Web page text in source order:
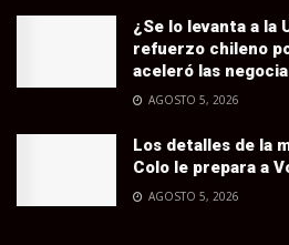
¿Se lo levanta a la
refuerzo chileno
aceleró las
AGOSTO 5, 2026
Los detalles de la
Colo le prepara a
AGOSTO 5, 2026